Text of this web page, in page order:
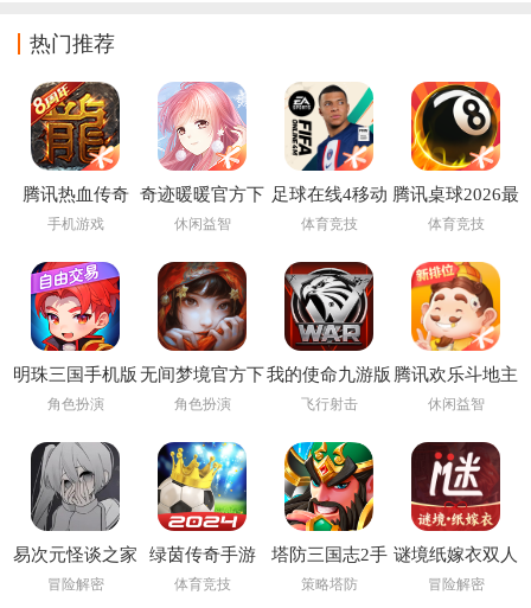
热门推荐
腾讯热血传奇
手机游戏
奇迹暖暖官方下
载最新版
休闲益智
足球在线4移动
版下载安装
M)
体育竞技
腾讯桌球2026最
新版
体育竞技
明珠三国手机版
角色扮演
无间梦境官方下
载
角色扮演
我的使命九游版
本
飞行射击
腾讯欢乐斗地主
2026年新版
休闲益智
易次元怪谈之家
下载正版官方手
冒险解密
绿茵传奇手游
体育竞技
塔防三国志2手
游
策略塔防
谜境纸嫁衣双人
版
冒险解密